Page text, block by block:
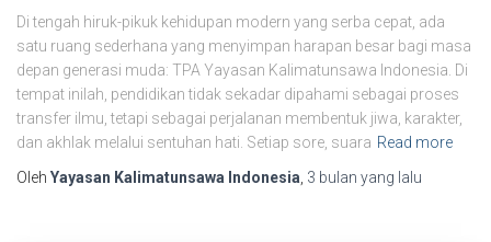
Di tengah hiruk-pikuk kehidupan modern yang serba cepat, ada
satu ruang sederhana yang menyimpan harapan besar bagi masa
depan generasi muda: TPA Yayasan Kalimatunsawa Indonesia. Di
tempat inilah, pendidikan tidak sekadar dipahami sebagai proses
transfer ilmu, tetapi sebagai perjalanan membentuk jiwa, karakter,
dan akhlak melalui sentuhan hati. Setiap sore, suara Read more
Oleh Yayasan Kalimatunsawa Indonesia, 3 bulan yang lalu